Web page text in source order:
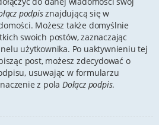
podpisznajdującą się w
Możesz także domyślnie
swoich postów, zaznaczając
użytkownika. Po uaktywnieniu tej
post, możesz zdecydować o
usuwając w formularzu
z polaDołącz podpis.